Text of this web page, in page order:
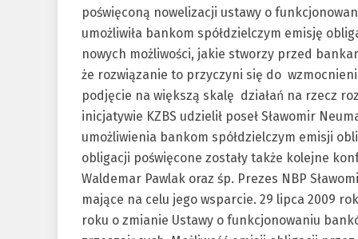
poświęconą nowelizacji ustawy o
umożliwiła bankom spółdzielczym emisję
nowych możliwości, jakie stworzy przed
że rozwiązanie to przyczyni się do
podjęcie na większą skalę działań na rzecz
inicjatywie KZBS udzielił poseł Sławomir
umożliwienia bankom spółdzielczym emisji
obligacji poświęcone zostały także kolejne
Waldemar Pawlak oraz śp. Prezes NBP
mające na celu jego wsparcie. 29 lipca 2009
roku o zmianie Ustawy o funkcjonowaniu